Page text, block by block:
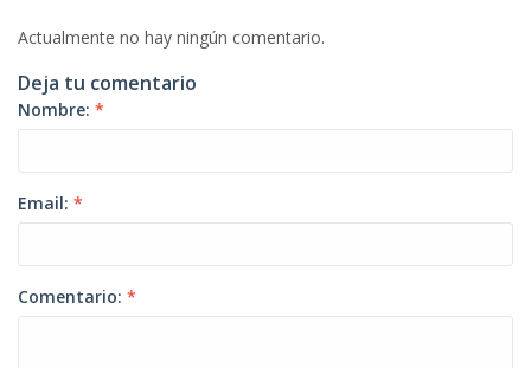
Actualmente no hay ningún comentario.
Deja tu comentario
Nombre: *
Email: *
Comentario: *